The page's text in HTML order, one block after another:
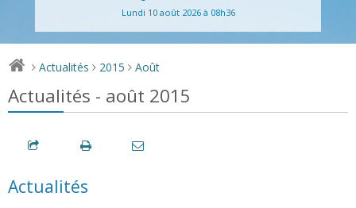
Lundi 10 août 2026 à 08h36
> Actualités > 2015 > Août
Actualités - août 2015
Actualités